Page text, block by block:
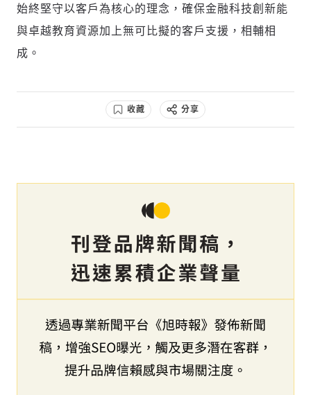
始終堅守以客戶為核心的理念，確保金融科技創新能
與卓越教育資源加上無可比擬的客戶支援，相輔相
成。
收藏 分享